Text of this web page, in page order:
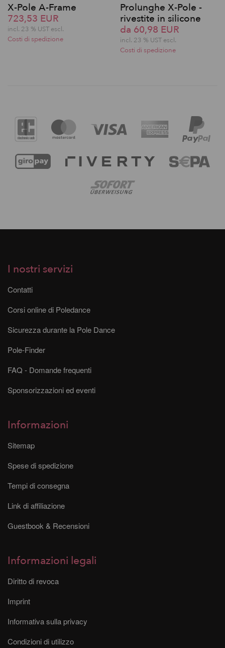
X-Pole A-Frame
723,53 EUR
incl. 23 % UST escl.
Costi di spedizione
Prolunghe X-Pole -
rivestite in silicone
da 60,98 EUR
incl. 23 % UST escl.
Costi di spedizione
I nostri servizi
Contatti
Corsi online di Poledance
Sicurezza durante la Pole Dance
Pole-Finder
FAQ - Domande frequenti
Sponsorizzazioni ed eventi
Informazioni
Sitemap
Spese di spedizione
Tempi di consegna
Link di affiliazione
Guestbook & Recensioni
Informazioni legali
Diritto di revoca
Imprint
Informativa sulla privacy
Condizioni di utilizzo